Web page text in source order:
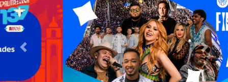
Previous Next